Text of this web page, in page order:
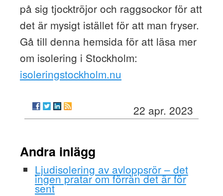
på sig tjocktröjor och raggsockor för att
det är mysigt istället för att man fryser.
Gå till denna hemsida för att läsa mer
om isolering i Stockholm:
isoleringstockholm.nu
22 apr. 2023
Andra inlägg
Ljudisolering av avloppsrör – det
ingen pratar om förrän det är för
sent